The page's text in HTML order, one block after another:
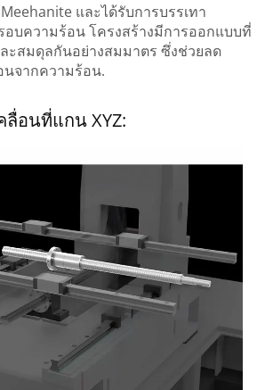
และได้รับการบรรเทา
อบความร้อน โครงสร้างมีการออกแบบที่
ะสมดุลกันอย่างสมมาตร ซึ่งช่วยลด
นจากความร้อน.
ลื่อนที่แกน XYZ: